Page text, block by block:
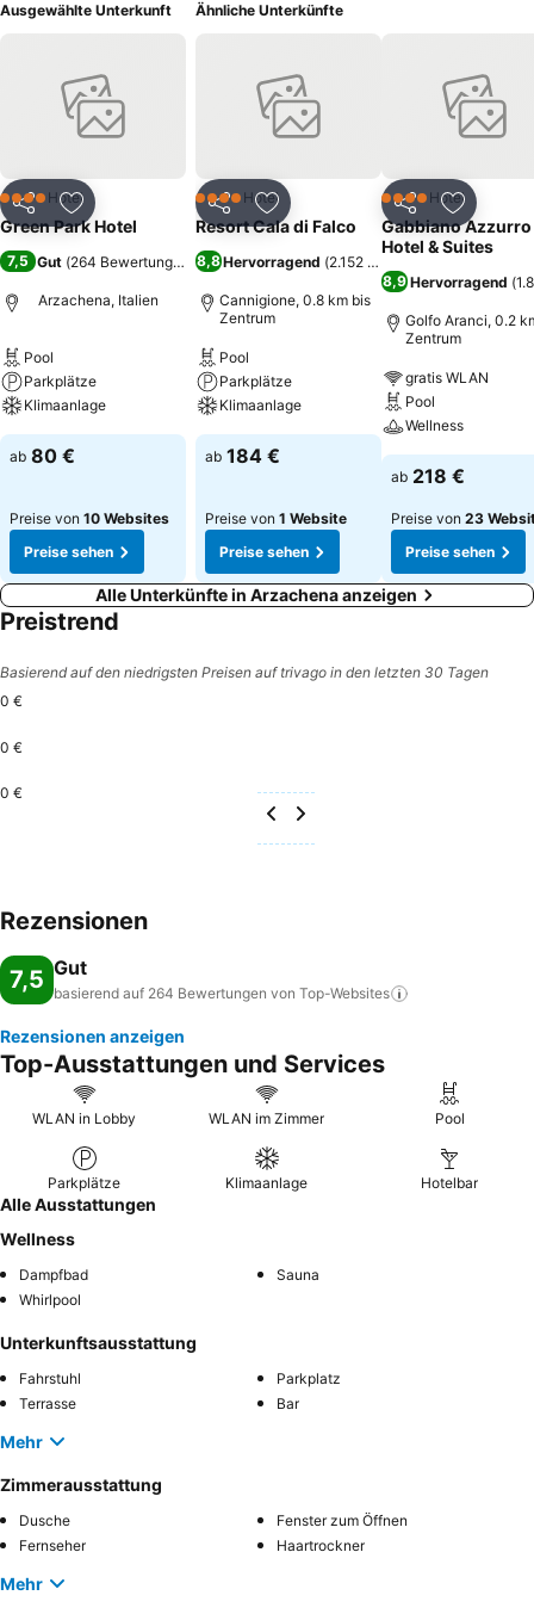
Ausgewählte Unterkunft
Teilen Zu Favoriten hinzufügen
4 SterneHotel
Green Park Hotel
7,5 Gut (264 Bewertungen
Arzachena, Italien
Pool
Parkplätze
Klimaanlage
ab 80 €
Preise von 10 Websites
Preise sehen
Ähnliche Unterkünfte
Teilen Zu Favoriten hinzufügen
4 SterneHotel
Resort Cala di Falco
8,8Hervorragend (2.152 Bewertungen
Cannigione, 0.8 km bis
Zentrum
Pool
Parkplätze
Klimaanlage
ab 184 €
Preise von 1 Website
Preise sehen
Teilen Zu
4 SterneHotel
Gabbiano Azzurro
Hotel & Suites
8,9 Hervorragend (
Golfo Aranci, 0.2
Zentrum
gratis WLAN
Pool
Wellness
ab 218 €
Preise von 23
Preise sehen
Alle Unterkünfte in Arzachena anzeigen
Preistrend
Basierend auf den niedrigsten Preisen auf trivago in den letzten 30 Tagen
0 €
0 €
0 €
Rezensionen
7,5 Gut
basierend auf 264 Bewertungen von Top-Websites
Rezensionen anzeigen
Top-Ausstattungen und Services
WLAN in Lobby WLAN im Zimmer Pool
Parkplätze Klimaanlage Hotelbar
Alle Ausstattungen
Wellness
Dampfbad
Sauna
Whirlpool
Unterkunftsausstattung
Fahrstuhl
Parkplatz
Terrasse
Bar
Mehr
Zimmerausstattung
Dusche
Fenster zum Öffnen
Fernseher
Haartrockner
Mehr